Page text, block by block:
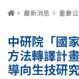
首頁 最新消息 重要
中研院「國
方法轉譯計
導向生技研